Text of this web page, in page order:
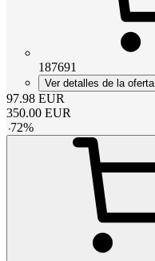
187691
Ver detalles de la oferta
97.98 EUR
350.00 EUR
-72%